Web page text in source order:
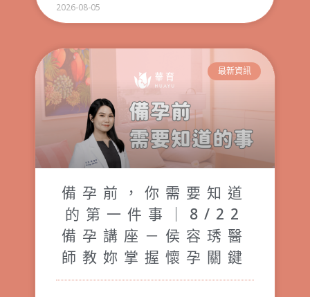
2026-08-05
最新資訊
備孕前，你需要知道
的第一件事｜8/22
備孕講座－侯容琇醫
師教妳掌握懷孕關鍵